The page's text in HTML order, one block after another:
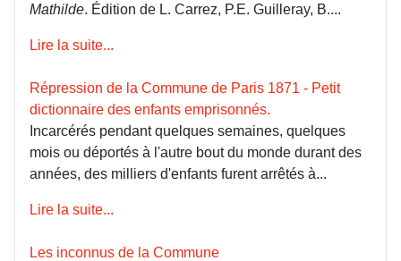
Mathilde. Édition de L. Carrez, P.E. Guilleray, B....
Lire la suite...
Répression de la Commune de Paris 1871 - Petit
dictionnaire des enfants emprisonnés.
Incarcérés pendant quelques semaines, quelques
mois ou déportés à l'autre bout du monde durant des
années, des milliers d'enfants furent arrêtés à...
Lire la suite...
Les inconnus de la Commune